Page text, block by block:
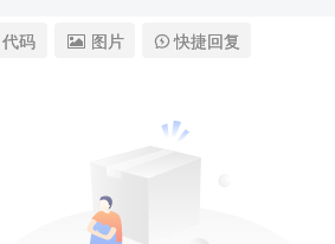
代码 图片 快捷回复